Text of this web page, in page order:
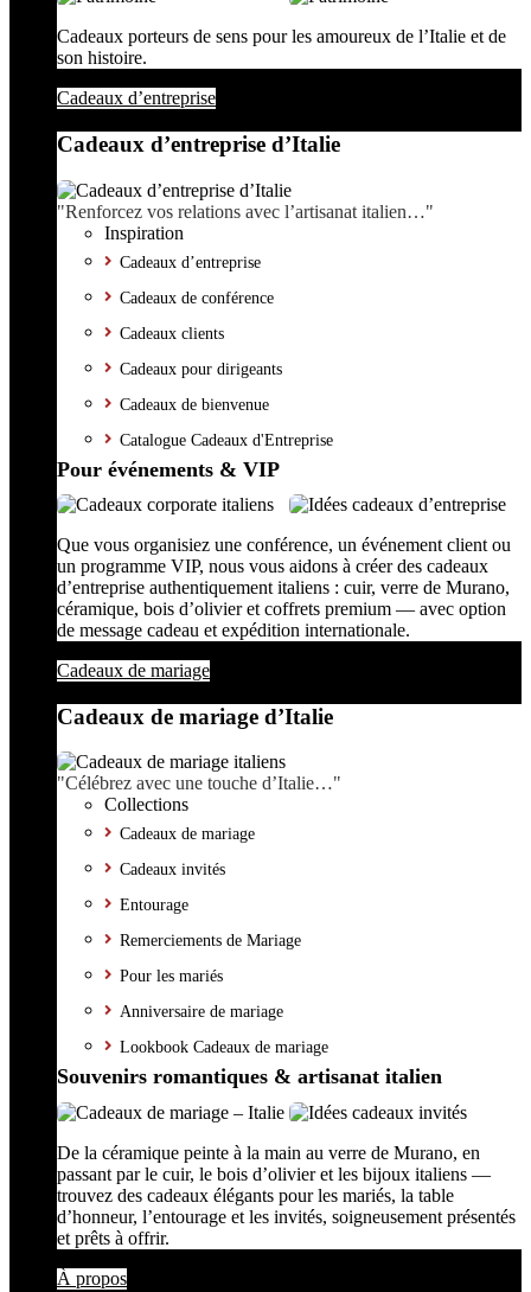
Cadeaux porteurs de sens pour les amoureux de l’Italie et de
son histoire.
Cadeaux d’entreprise
Cadeaux d’entreprise d’Italie
"Renforcez vos relations avec l’artisanat italien…"
Inspiration
Cadeaux d’entreprise
Cadeaux de conférence
Cadeaux clients
Cadeaux pour dirigeants
Cadeaux de bienvenue
Catalogue Cadeaux d'Entreprise
Pour événements & VIP
Que vous organisiez une conférence, un événement client ou
un programme VIP, nous vous aidons à créer des cadeaux
d’entreprise authentiquement italiens : cuir, verre de Murano,
céramique, bois d’olivier et coffrets premium — avec option
de message cadeau et expédition internationale.
Cadeaux de mariage
Cadeaux de mariage d’Italie
"Célébrez avec une touche d’Italie…"
Collections
Cadeaux de mariage
Cadeaux invités
Entourage
Remerciements de Mariage
Pour les mariés
Anniversaire de mariage
Lookbook Cadeaux de mariage
Souvenirs romantiques & artisanat italien
De la céramique peinte à la main au verre de Murano, en
passant par le cuir, le bois d’olivier et les bijoux italiens —
trouvez des cadeaux élégants pour les mariés, la table
d’honneur, l’entourage et les invités, soigneusement présentés
et prêts à offrir.
À propos